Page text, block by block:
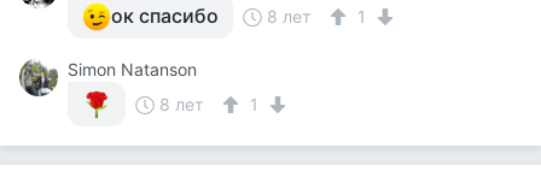
ок спасибо 8 лет 1
Simon Natanson
8 лет
1